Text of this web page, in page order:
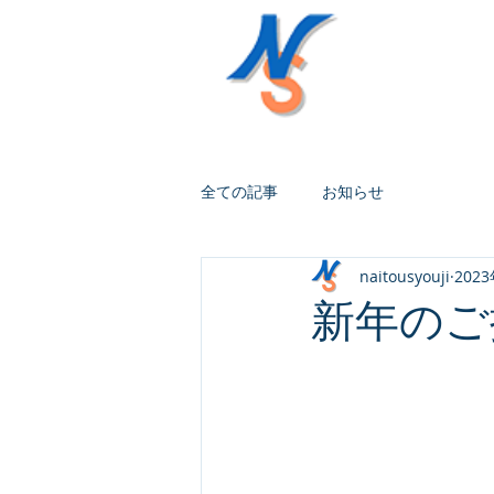
全ての記事 お知らせ
新年の
naitousyouji 2023